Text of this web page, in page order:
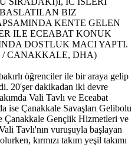
öğrenciler ile bir araya gelip
20'şer dakikadan iki devre
Vali Tavlı ve Eceabat
ise Çanakkale Savaşları Gelibolu
Çanakkale Gençlik Hizmetleri ve
Tavlı'nın vuruşuyla başlayan
kırmızı takım yeşil takımı